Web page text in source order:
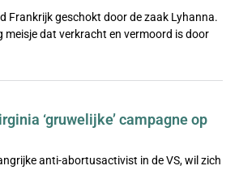
Frankrijk geschokt door de zaak Lyhanna.
meisje dat verkracht en vermoord is door
‘gruwelijke’ campagne op
anti-abortusactivist in de VS, wil zich